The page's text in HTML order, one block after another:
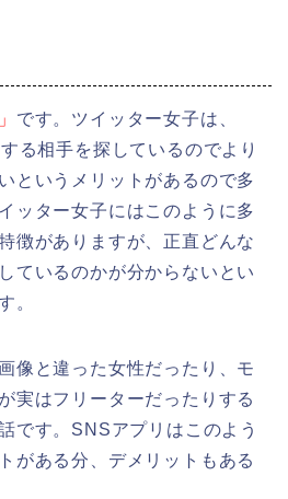
です。ツイッター女子は、
る相手を探しているのでより
というメリットがあるので多
ッター女子にはこのように多
徴がありますが、正直どんな
ているのかが分からないとい
。
像と違った女性だったり、モ
実はフリーターだったりする
です。SNSアプリはこのよう
がある分、デメリットもある